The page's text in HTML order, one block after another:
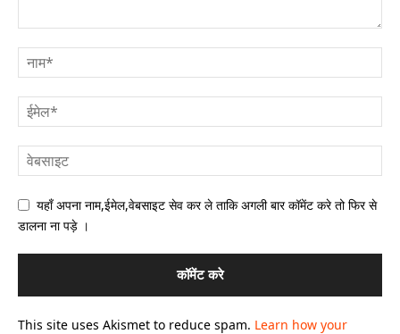
यहाँ अपना नाम,ईमेल,वेबसाइट सेव कर ले ताकि अगली बार कॉमेंट करे तो फिर से
डालना ना पड़े ।
This site uses Akismet to reduce spam. Learn how your